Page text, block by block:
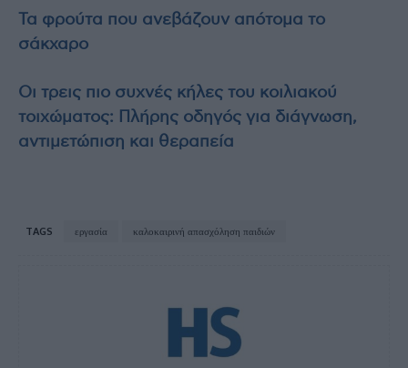
Τα φρούτα που ανεβάζουν απότομα το
σάκχαρο
Οι τρεις πιο συχνές κήλες του κοιλιακού
τοιχώματος: Πλήρης οδηγός για διάγνωση,
αντιμετώπιση και θεραπεία
TAGS εργασία καλοκαιρινή απασχόληση παιδιών